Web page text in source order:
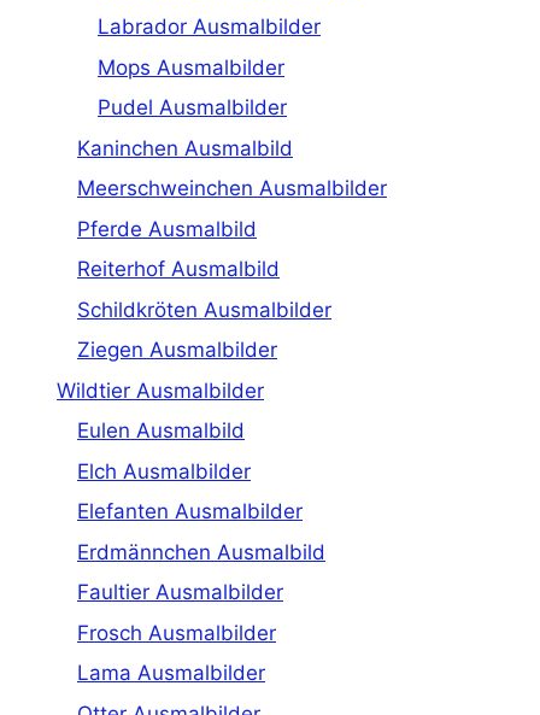
Labrador Ausmalbilder
Mops Ausmalbilder
Pudel Ausmalbilder
Kaninchen Ausmalbild
Meerschweinchen Ausmalbilder
Pferde Ausmalbild
Reiterhof Ausmalbild
Schildkröten Ausmalbilder
Ziegen Ausmalbilder
Wildtier Ausmalbilder
Eulen Ausmalbild
Elch Ausmalbilder
Elefanten Ausmalbilder
Erdmännchen Ausmalbild
Faultier Ausmalbilder
Frosch Ausmalbilder
Lama Ausmalbilder